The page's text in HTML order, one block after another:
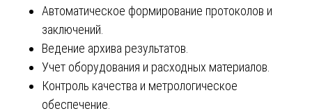
Автоматическое формирование протоколов и
заключений.
Ведение архива результатов.
Учет оборудования и расходных материалов.
Контроль качества и метрологическое
обеспечение.